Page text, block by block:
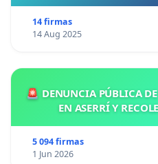
14 firmas
14 Aug 2025
🚨 DENUNCIA PÚBLICA
EN ASERRÍ Y
5 094 firmas
1 Jun 2026